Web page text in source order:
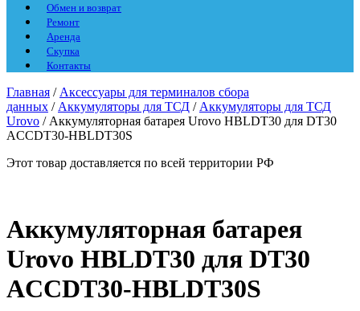
Обмен и возврат
Ремонт
Аренда
Скупка
Контакты
Главная / Аксессуары для терминалов сбора
данных / Аккумуляторы для ТСД / Аккумуляторы для ТСД
Urovo / Аккумуляторная батарея Urovo HBLDT30 для DT30
ACCDT30-HBLDT30S
Этот товар доставляется по всей территории РФ
Аккумуляторная батарея
Urovo HBLDT30 для DT30
ACCDT30-HBLDT30S